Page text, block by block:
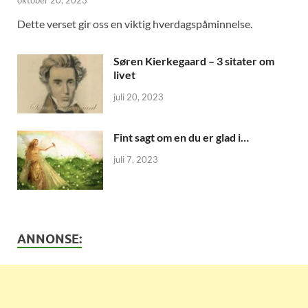
Dette verset gir oss en viktig hverdagspåminnelse.
Søren Kierkegaard – 3 sitater om
livet
juli 20, 2023
Fint sagt om en du er glad i…
juli 7, 2023
ANNONSE: